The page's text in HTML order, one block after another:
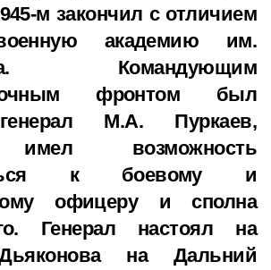
м закончил с отличием
академию им.
Командующим
фронтом был
М.А. Пуркаев,
возможность
к боевому и
офицеру и сполна
Генерал настоял на
на Дальний